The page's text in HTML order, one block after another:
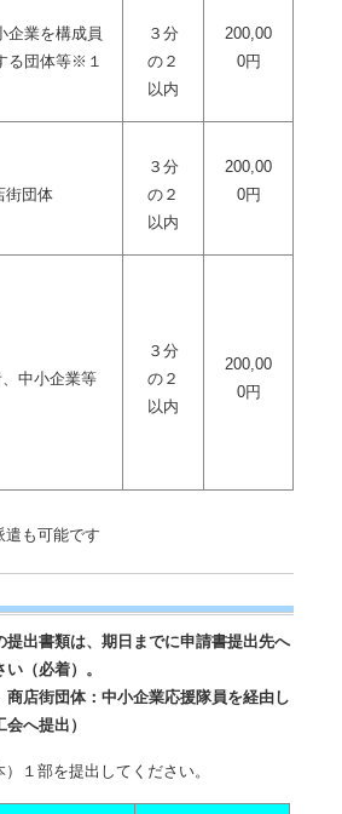
企業を構成員
る団体等※１
３分
の２
以内
200,00
0円
街団体
３分
の２
以内
200,00
0円
中小企業等
３分
の２
以内
200,00
0円
も可能です
提出書類は、期日までに申請書提出先へ
（必着）。
商店街団体：中小企業応援隊員を経由し
へ提出）
１部を提出してください。